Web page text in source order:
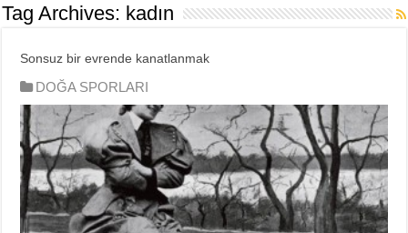
Tag Archives: kadın
Sonsuz bir evrende kanatlanmak
DOĞA SPORLARI